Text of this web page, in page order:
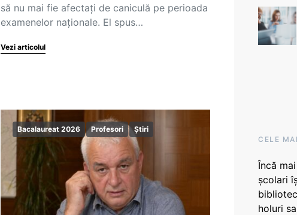
să nu mai fie afectați de caniculă pe perioada
examenelor naționale. El spus…
Vezi articolul
Bacalaureat 2026 Profesori Știri
CELE
Încă
școlari
holuri